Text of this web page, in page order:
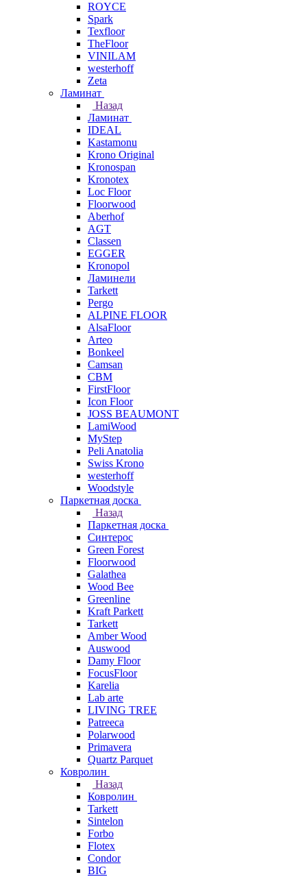
ROYCE
Spark
Texfloor
TheFloor
VINILAM
westerhoff
Zeta
Ламинат
Назад
Ламинат
IDEAL
Kastamonu
Krono Original
Kronospan
Kronotex
Loc Floor
Floorwood
Aberhof
AGT
Classen
EGGER
Kronopol
Ламинели
Tarkett
Pergo
ALPINE FLOOR
AlsaFloor
Arteo
Bonkeel
Camsan
CBM
FirstFloor
Icon Floor
JOSS BEAUMONT
LamiWood
MyStep
Peli Anatolia
Swiss Krono
westerhoff
Woodstyle
Паркетная доска
Назад
Паркетная доска
Синтерос
Green Forest
Floorwood
Galathea
Wood Bee
Greenline
Kraft Parkett
Tarkett
Amber Wood
Auswood
Damy Floor
FocusFloor
Karelia
Lab arte
LIVING TREE
Patreeca
Polarwood
Primavera
Quartz Parquet
Ковролин
Назад
Ковролин
Tarkett
Sintelon
Forbo
Flotex
Condor
BIG